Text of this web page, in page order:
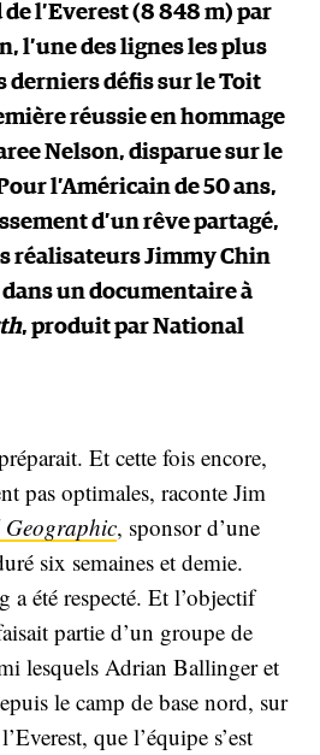
l’Everest (8 848 m) par
l’une des lignes les plus
derniers défis sur le Toit
réussie en hommage
Nelson, disparue sur le
l’Américain de 50 ans,
d’un rêve partagé,
réalisateurs Jimmy Chin
un documentaire à
, produit par National
Et cette fois encore,
pas optimales, raconte Jim
, sponsor d’une
six semaines et demie.
été respecté. Et l’objectif
partie d’un groupe de
lesquels Adrian Ballinger et
le camp de base nord, sur
que l’équipe s’est